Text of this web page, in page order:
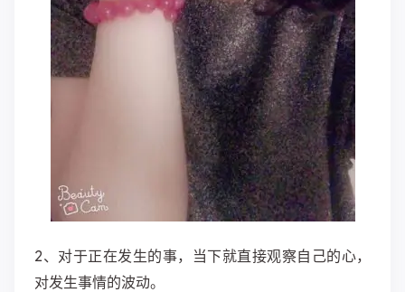
​2、对于正在发生的事，当下就直接观察自己的心，
对发生事情的波动。